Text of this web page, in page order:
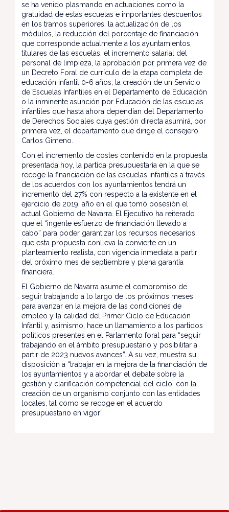
se ha venido plasmando en actuaciones como la
gratuidad de estas escuelas e importantes descuentos
en los tramos superiores, la actualización de los
módulos, la reducción del porcentaje de financiación
que corresponde actualmente a los ayuntamientos,
titulares de las escuelas, el incremento salarial del
personal de limpieza, la aprobación por primera vez de
un Decreto Foral de currículo de la etapa completa de
educación infantil 0-6 años, la creación de un Servicio
de Escuelas Infantiles en el Departamento de Educación
o la inminente asunción por Educación de las escuelas
infantiles que hasta ahora dependían del Departamento
de Derechos Sociales cuya gestión directa asumirá, por
primera vez, el departamento que dirige el consejero
Carlos Gimeno.
Con el incremento de costes contenido en la propuesta
presentada hoy, la partida presupuestaria en la que se
recoge la financiación de las escuelas infantiles a través
de los acuerdos con los ayuntamientos tendrá un
incremento del 27% con respecto a la existente en el
ejercicio de 2019, año en el que tomó posesión el
actual Gobierno de Navarra. El Ejecutivo ha reiterado
que el “ingente esfuerzo de financiación llevado a
cabo” para poder garantizar los recursos necesarios
que esta propuesta conlleva la convierte en un
planteamiento realista, con vigencia inmediata a partir
del próximo mes de septiembre y plena garantía
financiera.
El Gobierno de Navarra asume el compromiso de
seguir trabajando a lo largo de los próximos meses
para avanzar en la mejora de las condiciones de
empleo y la calidad del Primer Ciclo de Educación
Infantil y, asimismo, hace un llamamiento a los partidos
políticos presentes en el Parlamento foral para “seguir
trabajando en el ámbito presupuestario y posibilitar a
partir de 2023 nuevos avances”. A su vez, muestra su
disposición a “trabajar en la mejora de la financiación de
los ayuntamientos y a abordar el debate sobre la
gestión y clarificación competencial del ciclo, con la
creación de un organismo conjunto con las entidades
locales, tal como se recoge en el acuerdo
presupuestario en vigor”.